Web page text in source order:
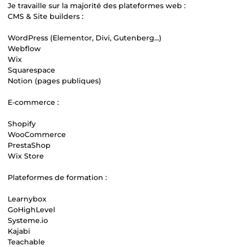
Je travaille sur la majorité des plateformes web :
CMS & Site builders :
WordPress (Elementor, Divi, Gutenberg...)
Webflow
Wix
Squarespace
Notion (pages publiques)
E-commerce :
Shopify
WooCommerce
PrestaShop
Wix Store
Plateformes de formation :
Learnybox
GoHighLevel
Systeme.io
Kajabi
Teachable